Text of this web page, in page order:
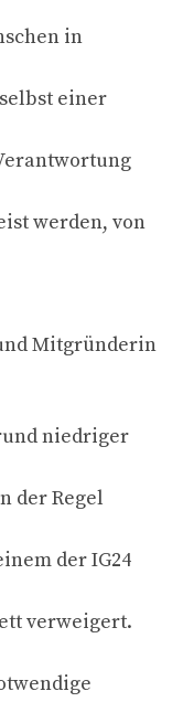
in
einer
werden, von
Mitgründerin
niedriger
der Regel
der IG24
verweigert.